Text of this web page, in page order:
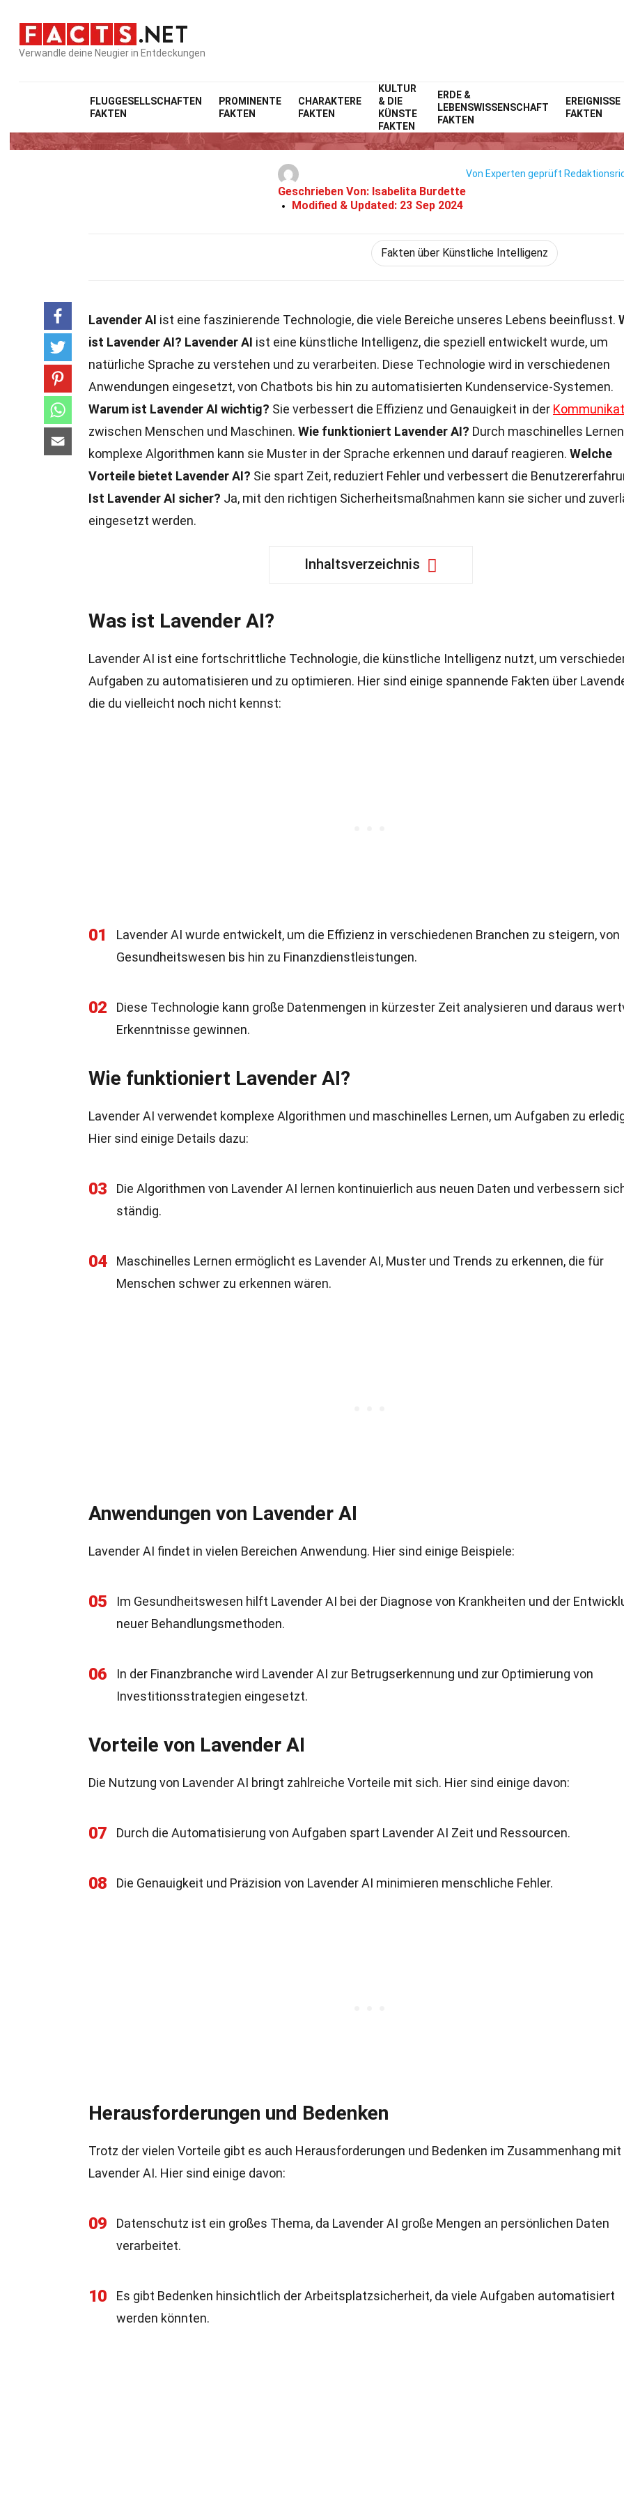
Verwandle deine Neugier in Entdeckungen
FLUGGESELLSCHAFTEN
FAKTEN
PROMINENTE
FAKTEN
CHARAKTERE
FAKTEN
KULTUR
& DIE
KÜNSTE
FAKTEN
ERDE &
LEBENSWISSENSCHAFT
FAKTEN
EREIGNISSE
FAKTEN
Home Technik & Wissenschaften Fakten
18 Fakten Über Lavender AI
Geschrieben Von: Isabelita Burdette
Modified & Updated: 23 Sep 2024
Von Experten geprüft
Fakten über Künstliche Intelligenz
Lavender AI ist eine faszinierende Technologie, die viele Bereiche unseres Lebens beeinflusst.
ist Lavender AI? Lavender AI ist eine künstliche Intelligenz, die speziell entwickelt wurde, um
natürliche Sprache zu verstehen und zu verarbeiten. Diese Technologie wird in verschiedenen
Anwendungen eingesetzt, von Chatbots bis hin zu automatisierten Kundenservice-Systemen.
Warum ist Lavender AI wichtig? Sie verbessert die Effizienz und Genauigkeit in der
zwischen Menschen und Maschinen. Wie funktioniert Lavender AI? Durch maschinelles
komplexe Algorithmen kann sie Muster in der Sprache erkennen und darauf reagieren. Welche
Vorteile bietet Lavender AI? Sie spart Zeit, reduziert Fehler und verbessert die
Ist Lavender AI sicher? Ja, mit den richtigen Sicherheitsmaßnahmen kann sie sicher und
eingesetzt werden.
Inhaltsverzeichnis
Was ist Lavender AI?
Lavender AI ist eine fortschrittliche Technologie, die künstliche Intelligenz nutzt, um
Aufgaben zu automatisieren und zu optimieren. Hier sind einige spannende Fakten über
die du vielleicht noch nicht kennst:
01
Lavender AI wurde entwickelt, um die Effizienz in verschiedenen Branchen zu steigern, von
Gesundheitswesen bis hin zu Finanzdienstleistungen.
02
Diese Technologie kann große Datenmengen in kürzester Zeit analysieren und daraus
Erkenntnisse gewinnen.
Wie funktioniert Lavender AI?
Lavender AI verwendet komplexe Algorithmen und maschinelles Lernen, um Aufgaben zu
Hier sind einige Details dazu:
03
Die Algorithmen von Lavender AI lernen kontinuierlich aus neuen Daten und verbessern
ständig.
04
Maschinelles Lernen ermöglicht es Lavender AI, Muster und Trends zu erkennen, die für
Menschen schwer zu erkennen wären.
Anwendungen von Lavender AI
Lavender AI findet in vielen Bereichen Anwendung. Hier sind einige Beispiele:
05
Im Gesundheitswesen hilft Lavender AI bei der Diagnose von Krankheiten und der
neuer Behandlungsmethoden.
06
In der Finanzbranche wird Lavender AI zur Betrugserkennung und zur Optimierung von
Investitionsstrategien eingesetzt.
Vorteile von Lavender AI
Die Nutzung von Lavender AI bringt zahlreiche Vorteile mit sich. Hier sind einige davon:
07 Durch die Automatisierung von Aufgaben spart Lavender AI Zeit und Ressourcen.
08 Die Genauigkeit und Präzision von Lavender AI minimieren menschliche Fehler.
Herausforderungen und Bedenken
Trotz der vielen Vorteile gibt es auch Herausforderungen und Bedenken im Zusammenhang mit
Lavender AI. Hier sind einige davon:
09
Datenschutz ist ein großes Thema, da Lavender AI große Mengen an persönlichen Daten
verarbeitet.
10
Es gibt Bedenken hinsichtlich der Arbeitsplatzsicherheit, da viele Aufgaben automatisiert
werden könnten.